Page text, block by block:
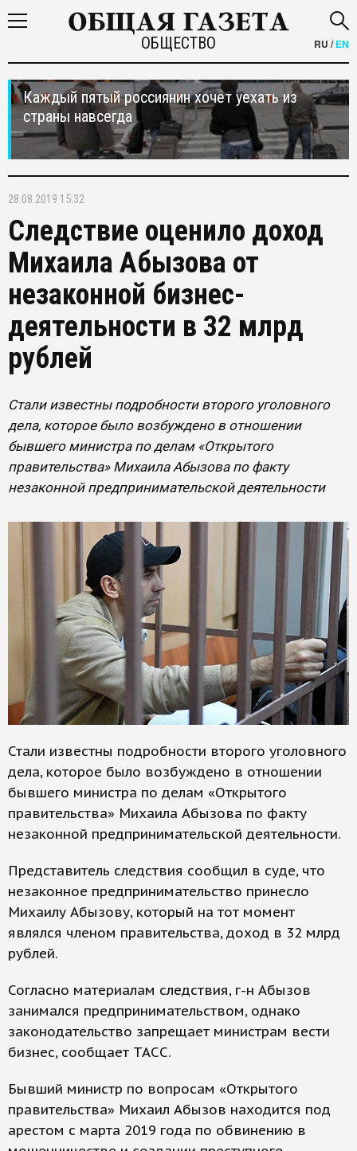
ОБЩЕСТВО RU /EN
Каждый пятый россиянин хочет уехать из
страны навсегда
28.08.2019 15:32
Следствие оценило доход
Михаила Абызова от
незаконной бизнес-
деятельности в 32 млрд
рублей
Стали известны подробности второго уголовного
дела, которое было возбуждено в отношении
бывшего министра по делам «Открытого
правительства» Михаила Абызова по факту
незаконной предпринимательской деятельности
Стали известны подробности второго уголовного
дела, которое было возбуждено в отношении
бывшего министра по делам «Открытого
правительства» Михаила Абызова по факту
незаконной предпринимательской деятельности.
Представитель следствия сообщил в суде, что
незаконное предпринимательство принесло
Михаилу Абызову, который на тот момент
являлся членом правительства, доход в 32 млрд
рублей.
Согласно материалам следствия, г-н Абызов
занимался предпринимательством, однако
законодательство запрещает министрам вести
бизнес, сообщает ТАСС.
Бывший министр по вопросам «Открытого
правительства» Михаил Абызов находится под
арестом с марта 2019 года по обвинению в